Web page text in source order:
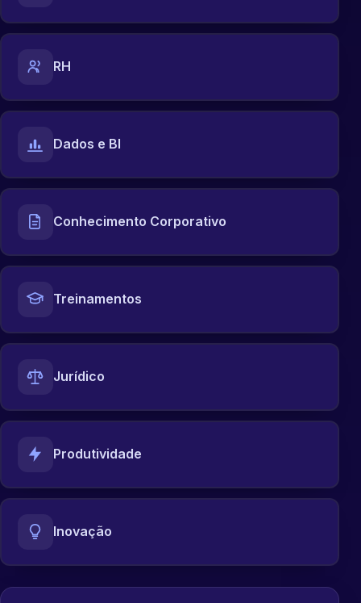
RH
Dados e BI
Conhecimento Corporativo
Treinamentos
Jurídico
Produtividade
Inovação